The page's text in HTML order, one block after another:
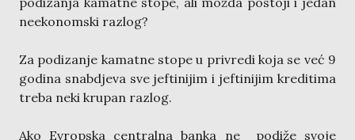
neekonomski razlog?
Za podizanje kamatne stope u privredi koja se već 9
godina snabdjeva sve jeftinijim i jeftinijim kreditima
treba neki krupan razlog.
Ako Evropska centralna banka ne podiže svoje